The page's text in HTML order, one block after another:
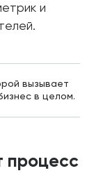
и
вызывает
в целом.
процесс